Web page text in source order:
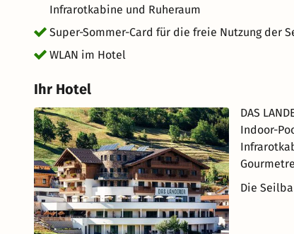
Infrarotkabine und Ruheraum
Super-Sommer-Card für die freie Nutzung der
WLAN im Hotel
Ihr Hotel
DAS
Indoor-
Die